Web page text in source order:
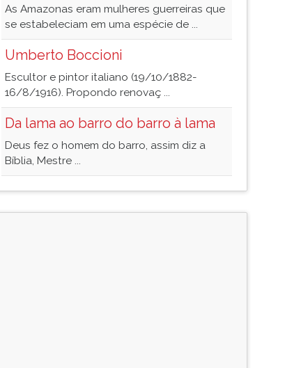
As Amazonas eram mulheres guerreiras que
se estabeleciam em uma espécie de ...
Umberto Boccioni
Escultor e pintor italiano (19/10/1882-
16/8/1916). Propondo renovaç ...
Da lama ao barro do barro à lama
Deus fez o homem do barro, assim diz a
Bíblia, Mestre ...